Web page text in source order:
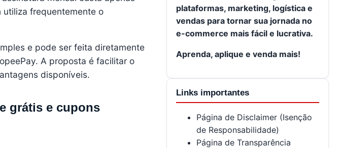
frequentemente o
e pode ser feita diretamente
A proposta é facilitar o
disponíveis.
grátis e cupons
plataformas, marketing, logística e
vendas para tornar sua jornada no
e-commerce mais fácil e lucrativa.
Aprenda, aplique e venda mais!
Links importantes
Página de Disclaimer (Isenção
de Responsabilidade)
Página de Transparência